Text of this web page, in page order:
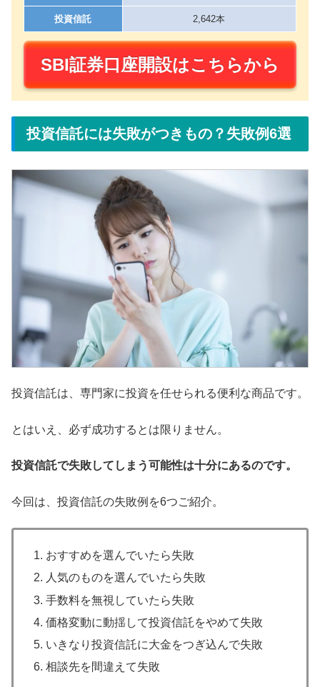
投資信託 2,642本
SBI証券口座開設はこちらから
投資信託には失敗がつきもの？失敗例6選
投資信託は、専門家に投資を任せられる便利な商品です。
とはいえ、必ず成功するとは限りません。
投資信託で失敗してしまう可能性は十分にあるのです。
今回は、投資信託の失敗例を6つご紹介。
おすすめを選んでいたら失敗
人気のものを選んでいたら失敗
手数料を無視していたら失敗
価格変動に動揺して投資信託をやめて失敗
いきなり投資信託に大金をつぎ込んで失敗
相談先を間違えて失敗